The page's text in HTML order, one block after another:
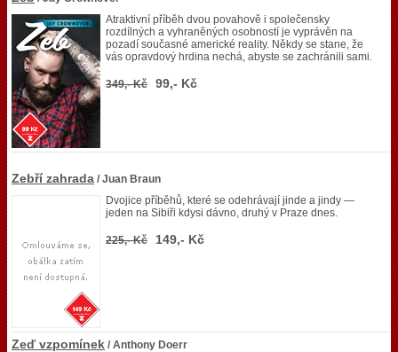
Atraktivní příběh dvou povahově i společensky
rozdílných a vyhraněných osobností je vyprávěn na
pozadí současné americké reality. Někdy se stane, že
vás opravdový hrdina nechá, abyste se zachránili sami.
349,- Kč 99,- Kč
Zebří zahrada / Juan Braun
Dvojice příběhů, které se odehrávají jinde a jindy —
jeden na Sibiři kdysi dávno, druhý v Praze dnes.
225,- Kč 149,- Kč
Zeď vzpomínek / Anthony Doerr